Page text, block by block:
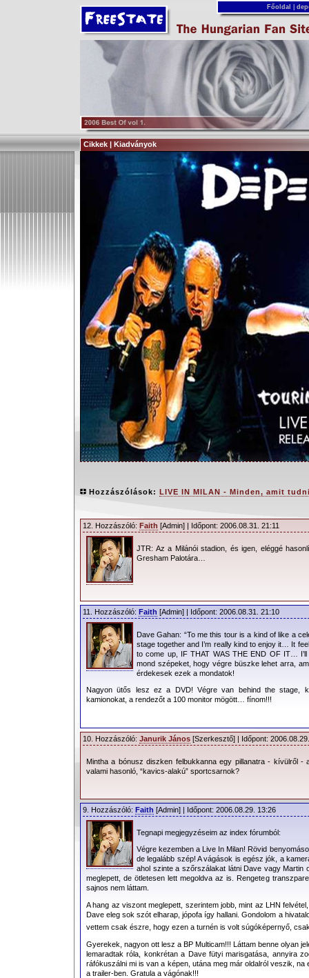
Főoldal
Cikkek | Kiadványok
Touring The Angel - Live In
MODE újabb rajongói szíveket
élménybeszámolója. A
információkat szeretnénk itt egy
dupla DVD és CD hamarosan a
addig aludnunk.
Hozzászólások: LIVE IN MILAN - Minden, amit
12. Hozzászóló: Faith [Admin] | Időpont: 2006.08.31. 21:11
JTR: Az a Milánói stadion, és igen, eléggé
Gresham Palotára…
11. Hozzászóló: Faith [Admin] | Időpont: 2006.08.31. 21:10
Dave Gahan: “To me this tour is a kind of like a
stage together and I’m really kind to enjoy it… It
to come up, IF THAT WAS THE END OF IT…
mond szépeket, hogy végre büszke lehet arra,
érdekesek ezek a mondatok!
Nagyon ütős lesz ez a DVD! Végre van behind the stage,
kamionokat, a rendezőt a 100 monitor mögött… fínom!!!
10. Hozzászóló: Janurik János [Szerkesztő] | Időpont:
Mintha a bónusz diszken felbukkanna egy pillanatra - kívülről -
valami hasonló, “kavics-alakú” sportcsarnok?
9. Hozzászóló: Faith [Admin] | Időpont: 2006.08.29. 13:26
Tegnapi megjegyzéseim az index fórumból:
Végre kezemben a Live In Milan! Rövid
de legalább szép! A vágások is egész jók, a
ahol szinte a szőrszálakat látni Dave vagy Martin
meglepett, de ötletesen lett megoldva az is. Rengeteg
sajnos nem láttam.
A hang az viszont meglepett, szerintem jobb, mint az LHN
Dave eleg sok szót elharap, jópofa így hallani. Gondolom a
vettem csak észre, hogy ezen a turnén is volt súgóképernyő,
Gyerekek, nagyon ott lesz a BP Multicam!!! Láttam benne olyan
lemaradtak róla, konkrétan a Dave fütyi marisgatása, annyira
ráfókuszálni mi is van a képen, utána meg már oldalról veszik, na
a trailer-ben. Gratula a vágónak!!!